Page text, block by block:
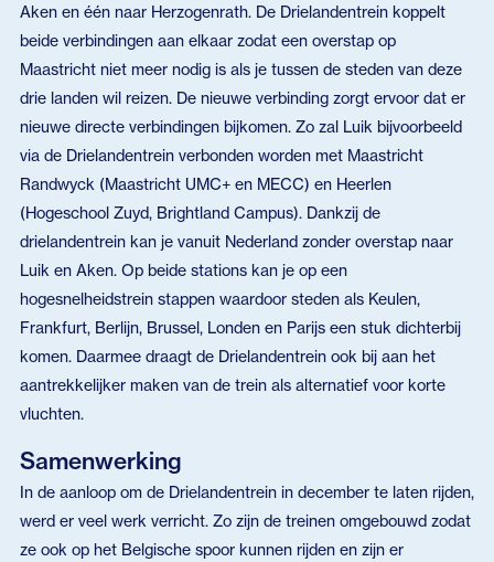
Aken en één naar Herzogenrath. De Drielandentrein koppelt
beide verbindingen aan elkaar zodat een overstap op
Maastricht niet meer nodig is als je tussen de steden van deze
drie landen wil reizen. De nieuwe verbinding zorgt ervoor dat er
nieuwe directe verbindingen bijkomen. Zo zal Luik bijvoorbeeld
via de Drielandentrein verbonden worden met Maastricht
Randwyck (Maastricht UMC+ en MECC) en Heerlen
(Hogeschool Zuyd, Brightland Campus). Dankzij de
drielandentrein kan je vanuit Nederland zonder overstap naar
Luik en Aken. Op beide stations kan je op een
hogesnelheidstrein stappen waardoor steden als Keulen,
Frankfurt, Berlijn, Brussel, Londen en Parijs een stuk dichterbij
komen. Daarmee draagt de Drielandentrein ook bij aan het
aantrekkelijker maken van de trein als alternatief voor korte
vluchten.
Samenwerking
In de aanloop om de Drielandentrein in december te laten rijden,
werd er veel werk verricht. Zo zijn de treinen omgebouwd zodat
ze ook op het Belgische spoor kunnen rijden en zijn er